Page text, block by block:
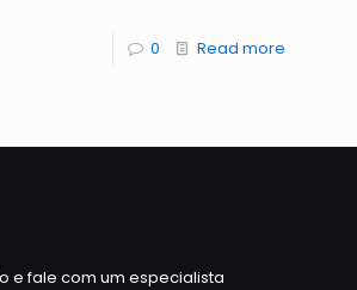
0 Read more
e fale com um especialista